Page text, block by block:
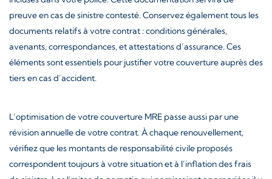
preuve en cas de sinistre contesté. Conservez également tous les
documents relatifs à votre contrat : conditions générales,
avenants, correspondances, et attestations d’assurance. Ces
éléments sont essentiels pour justifier votre couverture auprès des
tiers en cas d’accident.
L’optimisation de votre couverture MRE passe aussi par une
révision annuelle de votre contrat. À chaque renouvellement,
vérifiez que les montants de responsabilité civile proposés
correspondent toujours à votre situation et à l’inflation des frais